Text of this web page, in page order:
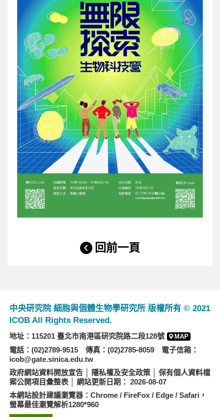
回前一頁
中央研究院 細胞與個體生物學研究所 版權所有 © 2021
ICOB All Rights Reserved.
地址：115201 臺北市南港區研究院路二段128號 MAP
電話：(02)2789-9515 傳真：(02)2785-8059 電子信箱：
icob@gate.sinica.edu.tw
政府網站資料開放宣告
隱私權及安全政策 │保有個人資料檔
案公開項目彙整表 │ 網站更新日期： 2026-08-07
本網站設計建議瀏覽器：Chrome / FireFox / Edge / Safari，
螢幕最佳瀏覽解析1280*960